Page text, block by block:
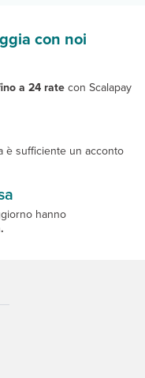
con noi
a 24 ratecon Scalapay
è sufficiente un acconto
hanno